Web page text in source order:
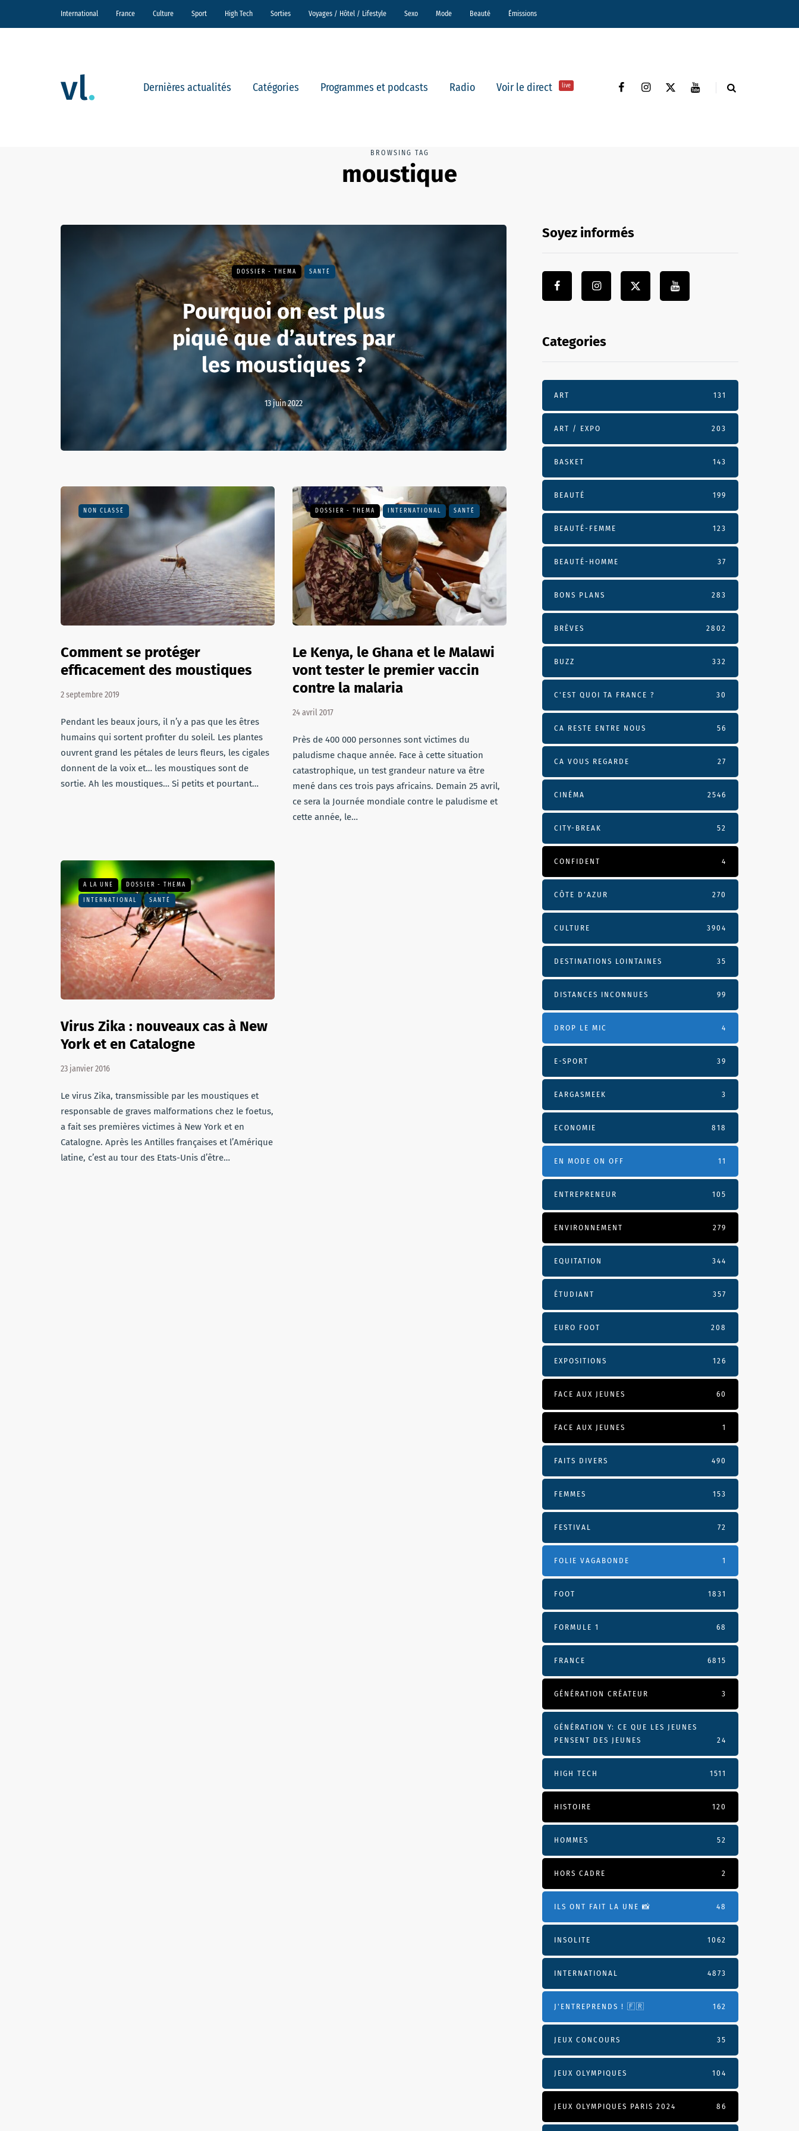
International France Culture Sport High Tech Sorties Voyages / Hôtel / Lifestyle Sexo Mode Beauté Émissions
Dernières actualités Catégories Programmes et podcasts Radio Voir le direct live
BROWSING TAG
moustique
DOSSIER - THEMA SANTÉ
Pourquoi on est plus
piqué que d’autres par
les moustiques ?
13 juin 2022
NON CLASSÉ
Comment se protéger
efficacement des moustiques
2 septembre 2019
Pendant les beaux jours, il n’y a pas que les êtres
humains qui sortent profiter du soleil. Les plantes
ouvrent grand les pétales de leurs fleurs, les cigales
donnent de la voix et… les moustiques sont de
sortie. Ah les moustiques… Si petits et pourtant…
DOSSIER - THEMA INTERNATIONAL SANTÉ
Le Kenya, le Ghana et le Malawi
vont tester le premier vaccin
contre la malaria
24 avril 2017
Près de 400 000 personnes sont victimes du
paludisme chaque année. Face à cette situation
catastrophique, un test grandeur nature va être
mené dans ces trois pays africains. Demain 25 avril,
ce sera la Journée mondiale contre le paludisme et
cette année, le…
A LA UNE DOSSIER - THEMA
INTERNATIONAL SANTÉ
Virus Zika : nouveaux cas à New
York et en Catalogne
23 janvier 2016
Le virus Zika, transmissible par les moustiques et
responsable de graves malformations chez le foetus,
a fait ses premières victimes à New York et en
Catalogne. Après les Antilles françaises et l’Amérique
latine, c’est au tour des Etats-Unis d’être…
Soyez informés
Categories
ART 131
ART / EXPO 203
BASKET 143
BEAUTÉ 199
BEAUTÉ-FEMME 123
BEAUTÉ-HOMME 37
BONS PLANS 283
BRÈVES 2802
BUZZ 332
C'EST QUOI TA FRANCE ? 30
CA RESTE ENTRE NOUS 56
CA VOUS REGARDE 27
CINÉMA 2546
CITY-BREAK 52
CONFIDENT 4
CÔTE D’AZUR 270
CULTURE 3904
DESTINATIONS LOINTAINES 35
DISTANCES INCONNUES 99
DROP LE MIC 4
E-SPORT 39
EARGASMEEK 3
ECONOMIE 818
EN MODE ON OFF 11
ENTREPRENEUR 105
ENVIRONNEMENT 279
EQUITATION 344
ÉTUDIANT 357
EURO FOOT 208
EXPOSITIONS 126
FACE AUX JEUNES 60
FACE AUX JEUNES 1
FAITS DIVERS 490
FEMMES 153
FESTIVAL 72
FOLIE VAGABONDE 1
FOOT 1831
FORMULE 1 68
FRANCE 6815
GÉNÉRATION CRÉATEUR 3
GÉNÉRATION Y: CE QUE LES JEUNES
PENSENT DES JEUNES
24
HIGH TECH 1511
HISTOIRE 120
HOMMES 52
HORS CADRE 2
ILS ONT FAIT LA UNE 📸 48
INSOLITE 1062
INTERNATIONAL 4873
J'ENTREPRENDS ! 🇫🇷 162
JEUX CONCOURS 35
JEUX OLYMPIQUES 104
JEUX OLYMPIQUES PARIS 2024 86